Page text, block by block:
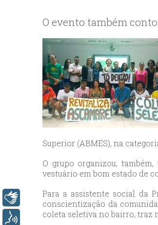
O evento também
Superior (ABMES), na
O grupo organizou,
vestuário em bom estado de
Para a assistente social da
conscientização da
coleta seletiva no bairro, traz
Libras